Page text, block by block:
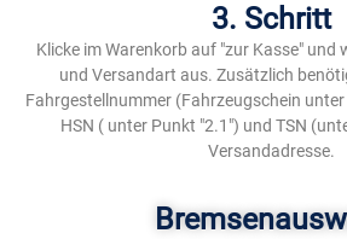
3. Schritt
Klicke im Warenkorb auf "zur Kasse" und
und Versandart aus. Zusätzlich
Fahrgestellnummer (Fahrzeugschein unter
HSN ( unter Punkt "2.1") und TSN
Versandadresse.